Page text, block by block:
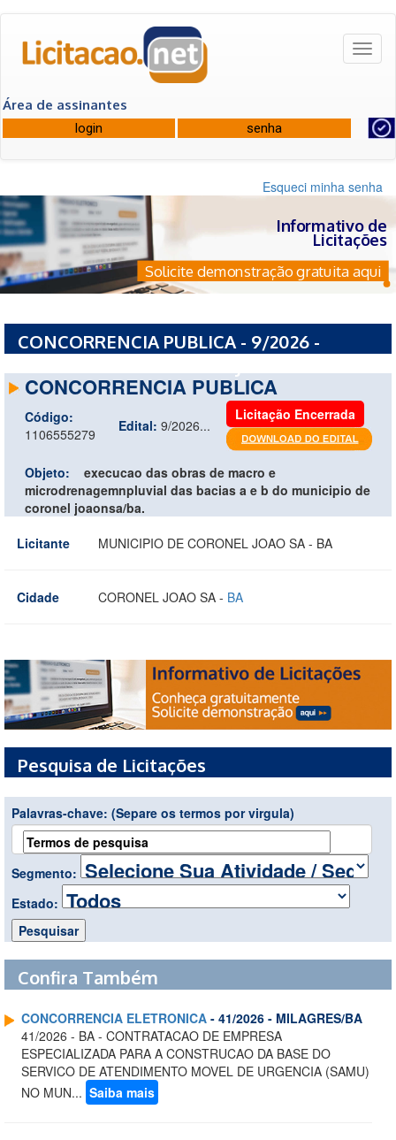
Área de assinantes
Esqueci minha senha
Informativo de
Licitações
Solicite demonstração gratuita aqui
CONCORRENCIA PUBLICA - 9/2026 -
CONCORRENCIA PUBLICA
Código:
1106555279
Edital: 9/2026...
Licitação Encerrada
Objeto:
execucao das obras de macro e
microdrenagemnpluvial das bacias a e b do municipio de
coronel joaonsa/ba.
Licitante
MUNICIPIO DE CORONEL JOAO SA - BA
Cidade CORONEL JOAO SA - BA
Pesquisa de Licitações
Palavras-chave: (Separe os termos por virgula)
Segmento:
Estado:
Confira Também
CONCORRENCIA ELETRONICA - 41/2026 - MILAGRES/BA
41/2026 - BA - CONTRATACAO DE EMPRESA
ESPECIALIZADA PARA A CONSTRUCAO DA BASE DO
SERVICO DE ATENDIMENTO MOVEL DE URGENCIA (SAMU)
NO MUN... Saiba mais